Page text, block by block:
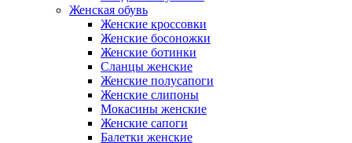
Женская обувь
Женские кроссовки
Женские босоножки
Женские ботинки
Сланцы женские
Женские полусапоги
Женские слипоны
Мокасины женские
Женские сапоги
Балетки женские